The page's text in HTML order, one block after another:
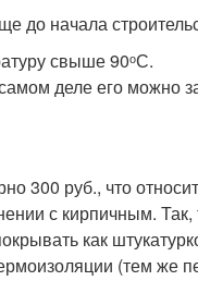
до начала
свыше 90ᵒС.
деле его можно
300 руб., что
с кирпичным.
как
(тем же